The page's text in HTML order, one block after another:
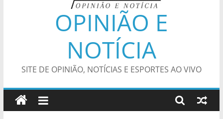
OPINIÃO E
NOTÍCIA
SITE DE OPINIÃO, NOTÍCIAS E ESPORTES AO VIVO